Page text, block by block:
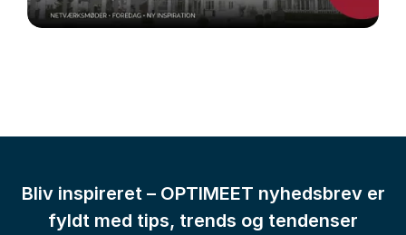
Bliv inspireret – OPTIMEET nyhedsbrev er
fyldt med tips, trends og tendenser